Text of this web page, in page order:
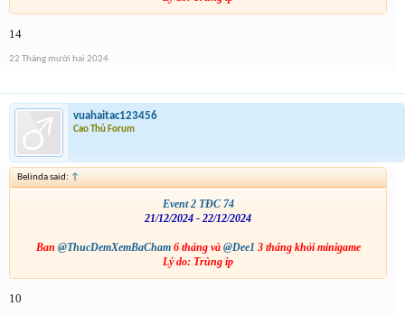
14
22 Tháng mười hai 2024
vuahaitac123456
Cao Thủ Forum
Belinda said: ↑
Event 2 TĐC 74
21/12/2024 - 22/12/2024
Ban @ThucDemXemBaCham6 tháng và @Dee1 3 tháng khỏi minigame
Lý do: Trùng ip
10